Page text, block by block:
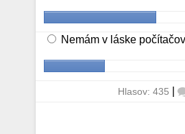
Nemám v láske
Hlasov: 435 |